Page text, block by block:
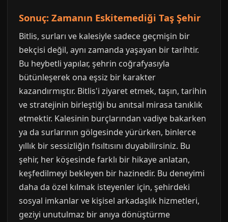
Sonuç: Zamanın Eskitemediği Taş Şehir
Bitlis, surları ve kalesiyle sadece geçmişin bir
bekçisi değil, aynı zamanda yaşayan bir tarihtir.
Bu heybetli yapılar, şehrin coğrafyasıyla
bütünleşerek ona eşsiz bir karakter
kazandırmıştır. Bitlis'i ziyaret etmek, taşın, tarihin
ve stratejinin birleştiği bu anıtsal mirasa tanıklık
etmektir. Kalesinin burçlarından vadiye bakarken
ya da surlarının gölgesinde yürürken, binlerce
yıllık bir sessizliğin fısıltısını duyabilirsiniz. Bu
şehir, her köşesinde farklı bir hikaye anlatan,
keşfedilmeyi bekleyen bir hazinedir. Bu deneyimi
daha da özel kılmak isteyenler için, şehirdeki
sosyal imkanlar ve kişisel arkadaşlık hizmetleri,
geziyi unutulmaz bir anıya dönüştürme